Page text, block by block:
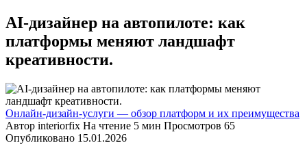
AI-дизайнер на автопилоте: как
платформы меняют ландшафт
креативности.
Онлайн-дизайн-услуги — обзор платформ и их преимущества
Автор interiorfix На чтение 5 мин Просмотров 65
Опубликовано 15.01.2026